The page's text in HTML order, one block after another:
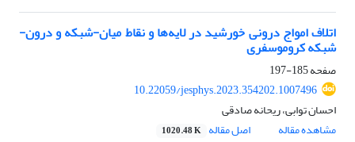
اتلاف امواج درونی خورشید در لایه‌ها و نقاط میان-شبکه و درون-
شبکه کروموسفری
صفحه185-197
10.22059/jesphys.2023.354202.1007496
احسان توابی، ریحانه صادقی
مشاهده مقاله
اصل مقاله 1020.48 K